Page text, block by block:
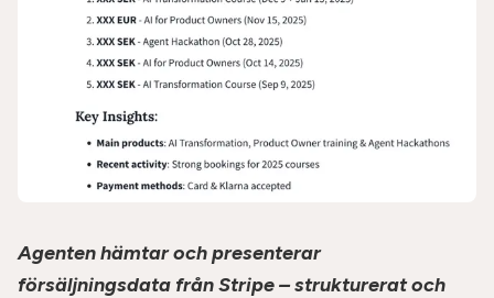
Agenten hämtar och presenterar
försäljningsdata från Stripe – strukturerat och